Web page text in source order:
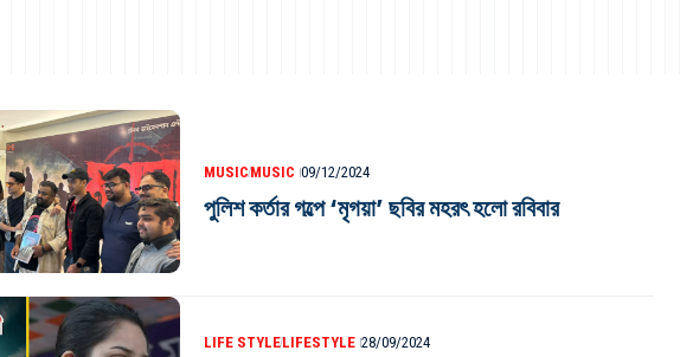
MUSICMUSIC 09/12/2024
পুলিশ কর্তার গল্পে ‘মৃগয়া’ ছবির মহরৎ হলো রবিবার
LIFE STYLELIFESTYLE 28/09/2024